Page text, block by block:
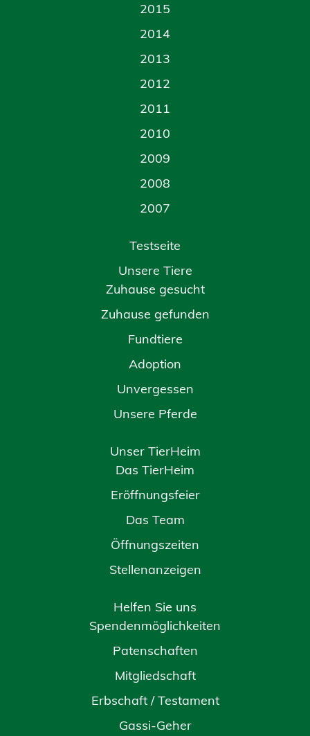
2015
2014
2013
2012
2011
2010
2009
2008
2007
Testseite
Unsere Tiere
Zuhause gesucht
Zuhause gefunden
Fundtiere
Adoption
Unvergessen
Unsere Pferde
Unser TierHeim
Das TierHeim
Eröffnungsfeier
Das Team
Öffnungszeiten
Stellenanzeigen
Helfen Sie uns
Spendenmöglichkeiten
Patenschaften
Mitgliedschaft
Erbschaft / Testament
Gassi-Geher